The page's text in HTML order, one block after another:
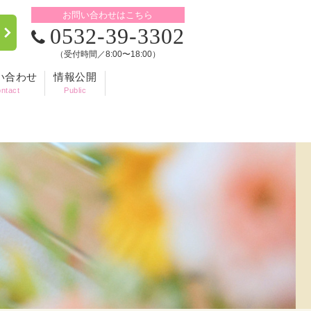
お問い合わせはこちら
0532-39-3302
（受付時間／8:00〜18:00）
合わせ 情報公開
Public